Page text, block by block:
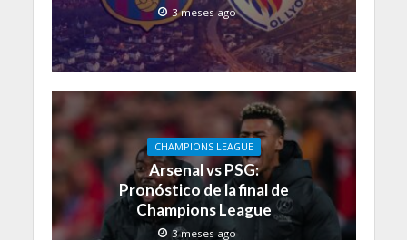
3 meses ago
CHAMPIONS LEAGUE
Arsenal vs PSG:
Pronóstico de la final de
Champions League
3 meses ago